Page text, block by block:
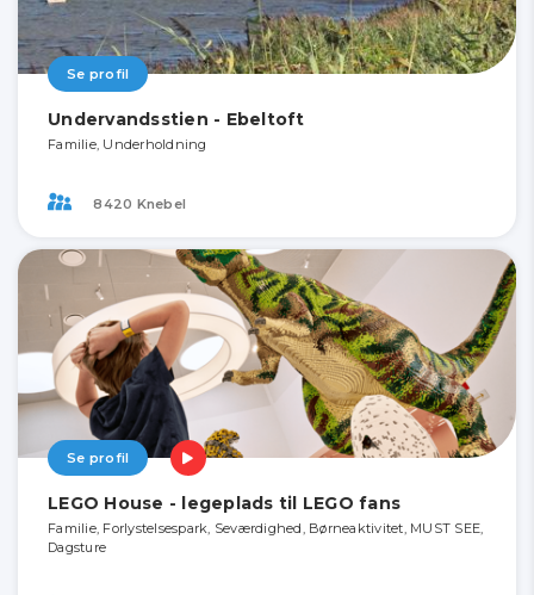
Se profil
Undervandsstien - Ebeltoft
Familie, Underholdning
8420 Knebel
Se profil
LEGO House - legeplads til LEGO fans
Familie, Forlystelsespark, Seværdighed, Børneaktivitet, MUST SEE,
Dagsture